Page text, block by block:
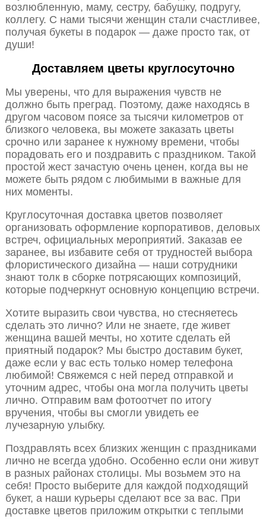
возлюбленную, маму, сестру, бабушку, подругу,
коллегу. С нами тысячи женщин стали счастливее,
получая букеты в подарок — даже просто так, от
души!
Доставляем цветы круглосуточно
Мы уверены, что для выражения чувств не
должно быть преград. Поэтому, даже находясь в
другом часовом поясе за тысячи километров от
близкого человека, вы можете заказать цветы
срочно или заранее к нужному времени, чтобы
порадовать его и поздравить с праздником. Такой
простой жест зачастую очень ценен, когда вы не
можете быть рядом с любимыми в важные для
них моменты.
Круглосуточная доставка цветов позволяет
организовать оформление корпоративов, деловых
встреч, официальных мероприятий. Заказав ее
заранее, вы избавите себя от трудностей выбора
флористического дизайна — наши сотрудники
знают толк в сборке потрясающих композиций,
которые подчеркнут основную концепцию встречи.
Хотите выразить свои чувства, но стесняетесь
сделать это лично? Или не знаете, где живет
женщина вашей мечты, но хотите сделать ей
приятный подарок? Мы быстро доставим букет,
даже если у вас есть только номер телефона
любимой! Свяжемся с ней перед отправкой и
уточним адрес, чтобы она могла получить цветы
лично. Отправим вам фотоотчет по итогу
вручения, чтобы вы смогли увидеть ее
лучезарную улыбку.
Поздравлять всех близких женщин с праздниками
лично не всегда удобно. Особенно если они живут
в разных районах столицы. Мы возьмем это на
себя! Просто выберите для каждой подходящий
букет, а наши курьеры сделают все за вас. При
доставке цветов приложим открытки с теплыми